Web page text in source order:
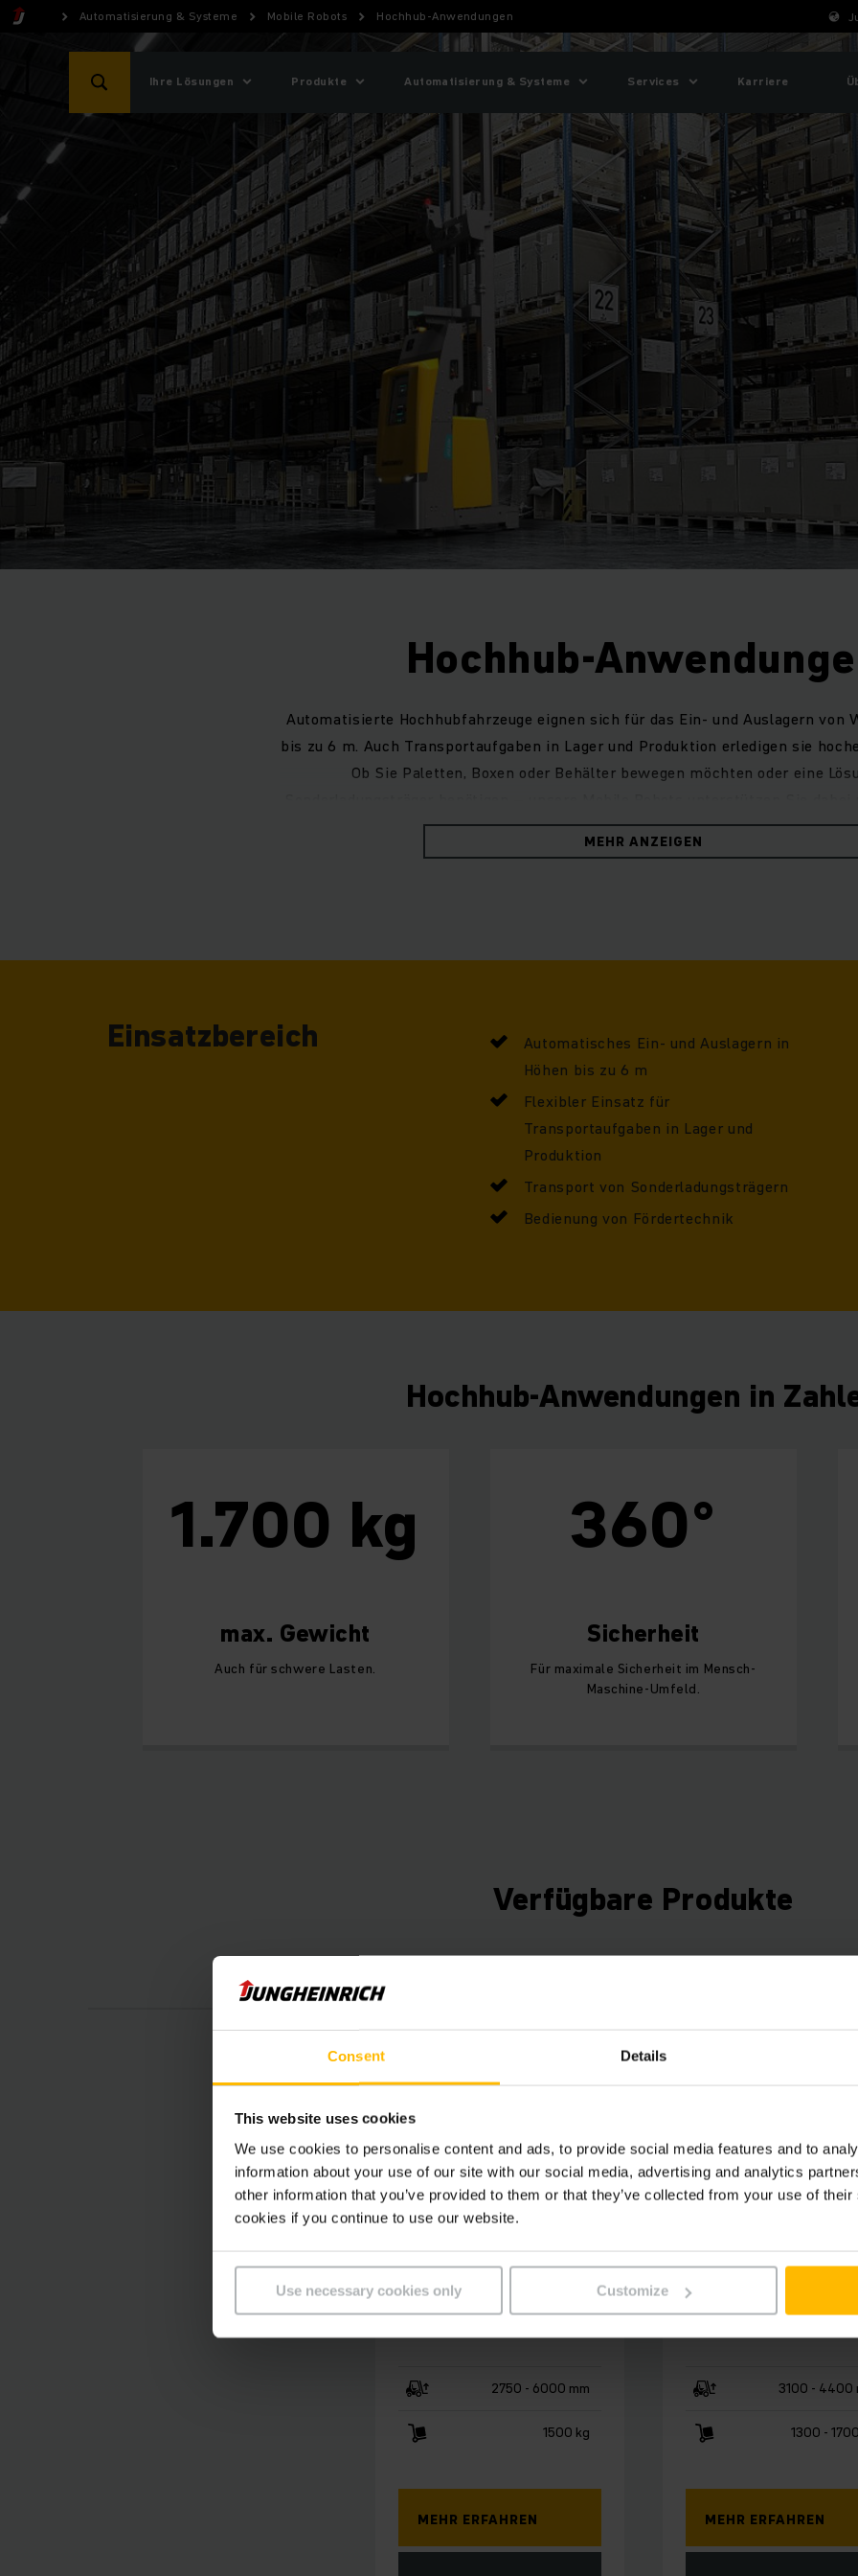
Consent Details
This website uses cookies
We use cookies to personalise content and ads, to provide social media features and to
information about your use of our site with our social media, advertising and analytics
other information that you’ve provided to them or that they’ve collected from your use of
cookies if you continue to use our website.
Use necessary cookies only Customize
Automatisierung & Systeme Mobile Robots Hochhub-Anwendungen
Ihre Lösungen Produkte Automatisierung & Systeme Services Karriere
Hochhub-
Automatisierte Hochhubfahrzeuge eignen sich für das Ein- und Auslagern von
bis zu 6 m. Auch Transportaufgaben in Lager und Produktion erledigen sie
Ob Sie Paletten, Boxen oder Behälter bewegen möchten oder eine
bis zu 1.700 kg Gewicht aufzunehmen.
MEHR ANZEIGEN
Einsatzbereich
Automatisches Ein- und Auslagern in
Höhen bis zu 6 m
Flexibler Einsatz für
Transportaufgaben in Lager und
Produktion
Transport von Sonderladungsträgern
Bedienung von Fördertechnik
Hochhub-Anwendungen in
1.700 kg
max. Gewicht
Auch für schwere Lasten.
360°
Sicherheit
Für maximale Sicherheit im Mensch-
Maschine-Umfeld.
Verfügbare Produkte
EKS 215a
Fahrerloses
Transportsystem
Freitragendes
Hochhub-FTF
2750 - 6000 mm
1500 kg
MEHR ERFAHREN
Hoch­hubwagen
3100 - 4400
1300 -
MEHR ERFAHREN